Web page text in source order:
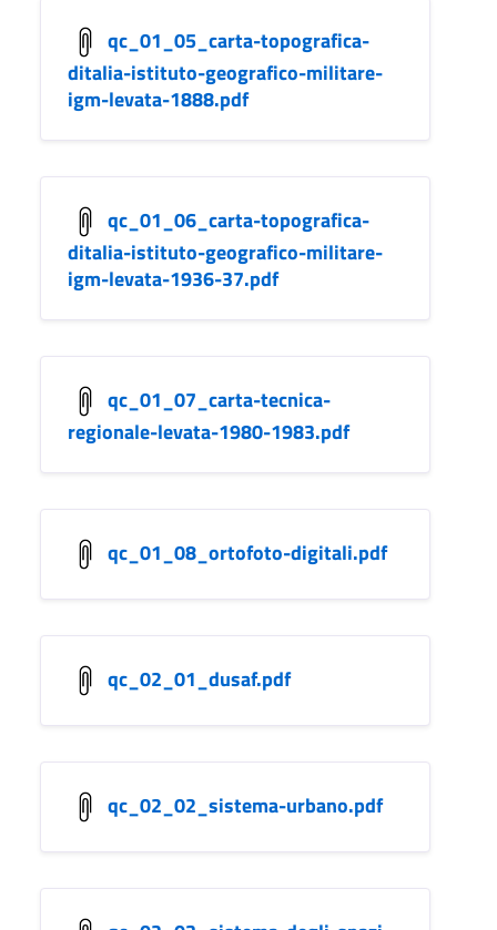
qc_01_05_carta-topografica-
ditalia-istituto-geografico-militare-
igm-levata-1888.pdf
qc_01_06_carta-topografica-
ditalia-istituto-geografico-militare-
igm-levata-1936-37.pdf
qc_01_07_carta-tecnica-
regionale-levata-1980-1983.pdf
qc_01_08_ortofoto-digitali.pdf
qc_02_01_dusaf.pdf
qc_02_02_sistema-urbano.pdf